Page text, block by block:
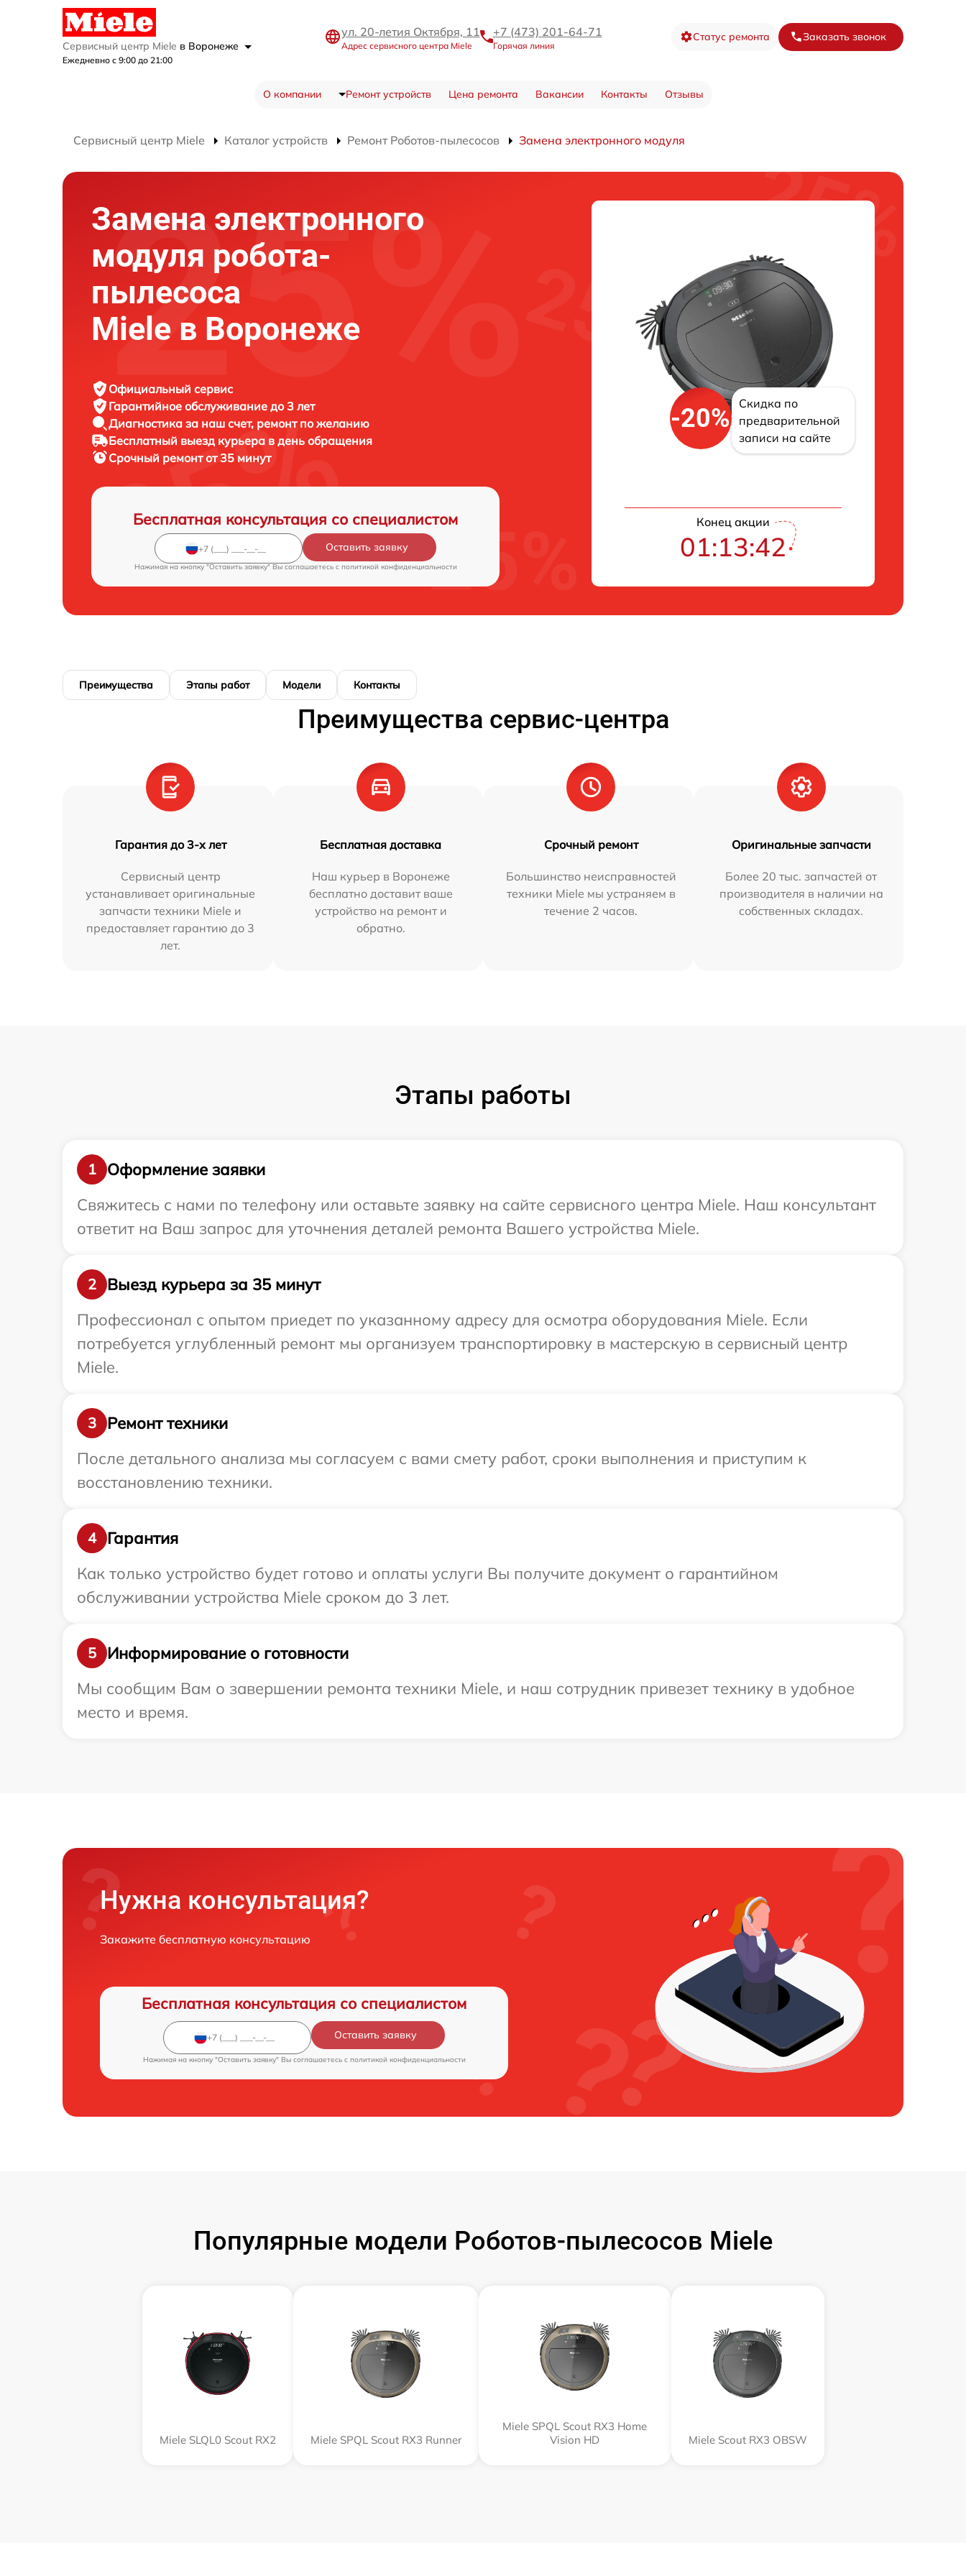
Сервисный центр Miele в Воронеже
Ежедневно с 9:00 до 21:00
ул. 20-летия Октября, 11
Адрес сервисного центра Miele
+7 (473) 201-64-71
Горячая линия
Статус ремонта Заказать звонок
О компании Ремонт устройств Цена ремонта Вакансии Контакты Отзывы
Сервисный центр Miele Каталог устройств Ремонт Роботов-пылесосов Замена электронного модуля
Замена электронного
модуля робота-
пылесоса
Miele в Воронеже
Официальный сервис
Гарантийное обслуживание до 3 лет
Диагностика за наш счет, ремонт по желанию
Бесплатный выезд курьера в день обращения
Срочный ремонтот 35 минут
Бесплатная консультация со специалистом
Оставить заявку
Нажимая на кнопку "Оставить заявку" Вы соглашаетесь c политикой конфиденциальности
-20%
Скидка по
предварительной
записи на сайте
Конец акции
01:13:41
Преимущества Этапы работ Модели Контакты
Преимущества сервис-центра
Гарантия до 3-х лет
Сервисный центр
устанавливает оригинальные
запчасти техники Miele и
предоставляет гарантию до 3
лет.
Бесплатная доставка
Наш курьер в Воронеже
бесплатно доставит ваше
устройство на ремонт и
обратно.
Срочный ремонт
Большинство неисправностей
техники Miele мы устраняем в
течение 2 часов.
Оригинальные запчасти
Более 20 тыс. запчастей от
производителя в наличии на
собственных складах.
Этапы работы
1
Оформление заявки
Свяжитесь с нами по телефону или оставьте заявку на сайте сервисного центра Miele. Наш консультант
ответит на Ваш запрос для уточнения деталей ремонта Вашего устройства Miele.
2
Выезд курьера за 35 минут
Профессионал с опытом приедет по указанному адресу для осмотра оборудования Miele. Если
потребуется углубленный ремонт мы организуем транспортировку в мастерскую в сервисный центр
Miele.
3
Ремонт техники
После детального анализа мы согласуем с вами смету работ, сроки выполнения и приступим к
восстановлению техники.
4
Гарантия
Как только устройство будет готово и оплаты услуги Вы получите документ о гарантийном
обслуживании устройства Miele сроком до 3 лет.
5
Информирование о готовности
Мы сообщим Вам о завершении ремонта техники Miele, и наш сотрудник привезет технику в удобное
место и время.
Нужна консультация?
Закажите бесплатную консультацию
Бесплатная консультация со специалистом
Оставить заявку
Нажимая на кнопку "Оставить заявку" Вы соглашаетесь c политикой конфиденциальности
Популярные модели Роботов-пылесосов Miele
Miele SLQL0 Scout RX2 Miele SPQL Scout RX3 Runner
Miele SPQL Scout RX3 Home
Vision HD
Miele Scout RX3 OBSW